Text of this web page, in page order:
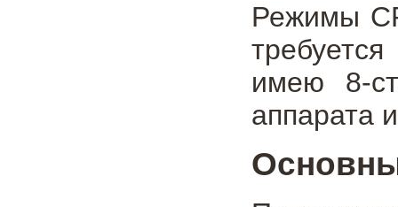
Режимы
имею 8-
аппарата